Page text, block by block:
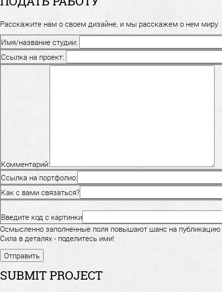
Расскажите нам о своем дизайне, и мы расскажем о нем миру
Имя/название студии:
Ссылка на проект:
Комментарий:
Ссылка на портфолио:
Как с вами связаться?
Введите код с картинки
Осмысленно заполненные поля повышают шанс на публикацию
Сила в деталях - поделитесь ими!
SUBMIT PROJECT